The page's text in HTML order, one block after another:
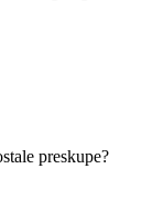
preskupe?